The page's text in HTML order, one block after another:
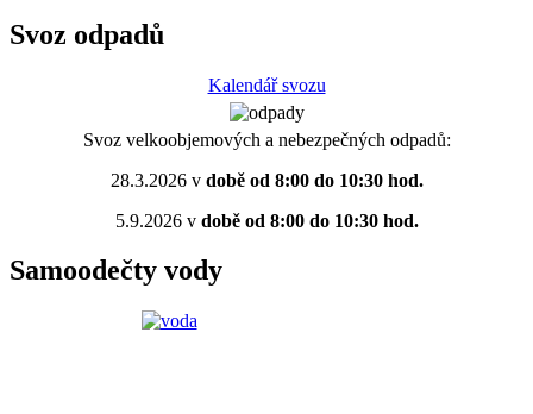
Svoz odpadů
Kalendář svozu
Svoz velkoobjemových a nebezpečných odpadů:
28.3.2026 vdobě od 8:00 do 10:30 hod.
5.9.2026 vdobě od 8:00 do 10:30 hod.
Samoodečty vody